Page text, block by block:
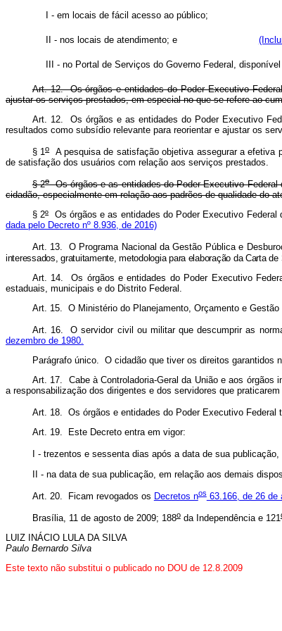
I - em locais de fácil acesso ao público;
II - nos locais de atendimento; e
III - no Portal de Serviços do Governo Federal,
Art. 12. Os órgãos e entidades do Poder Executivo
ajustar os serviços prestados, em especial no que se refere ao
Art. 12. Os órgãos e as entidades do Poder Executivo
resultados como subsídio relevante para reorientar e
§ 1oA pesquisa de satisfação objetiva assegurar a efetiva
de satisfação dos usuários com relação aos serviços prestados.
§ 2oOs órgãos e as entidades do Poder Executivo Federal
cidadão, especialmente em relação aos padrões de qualidade do
§ 2º Os órgãos e as entidades do Poder Executivo
dada pelo Decreto nº 8.936, de 2016)
Art. 13. O Programa Nacional da Gestão Pública e
interessados, gratuitamente, metodologia para elaboração da Carta
Art. 14. Os órgãos e entidades do Poder Executivo
estaduais, municipais e do Distrito Federal.
Art. 15. O Ministério do Planejamento, Orçamento e
Art. 16. O servidor civil ou militar que descumprir as
dezembro de 1980.
Parágrafo único. O cidadão que tiver os direitos garantidos
Art. 17. Cabe à Controladoria-Geral da União e aos órgãos
a responsabilização dos dirigentes e dos servidores que
Art. 18. Os órgãos e entidades do Poder Executivo Federal
Art. 19. Este Decreto entra em vigor:
I - trezentos e sessenta dias após a data de sua
II - na data de sua publicação, em relação aos demais
Art. 20. Ficam revogados os Decretos nos63.166, de 26 de
Brasília, 11 de agosto de 2009; 188oda Independência e 121
LUIZ INÁCIO LULA DA SILVA
Paulo Bernardo Silva
Este texto não substitui o publicado no DOU de 12.8.2009